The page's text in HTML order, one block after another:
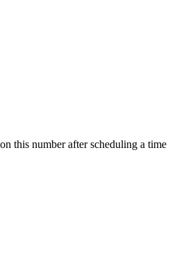
this number after scheduling a time